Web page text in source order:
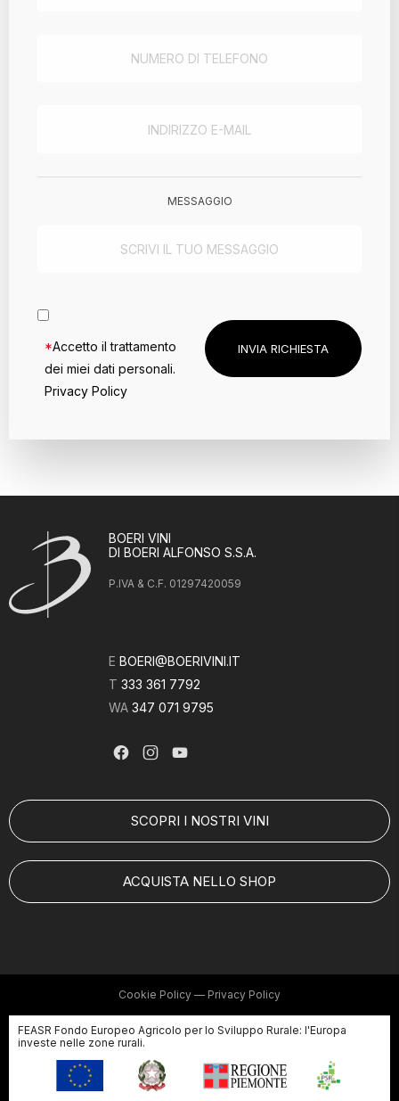
MESSAGGIO
*Accetto il trattamento
dei miei dati personali.
Privacy Policy
BOERI VINI
DI BOERI ALFONSO S.S.A.
P.IVA & C.F. 01297420059
E BOERI@BOERIVINI.IT
T 333 361 7792
WA 347 071 9795
SCOPRI I NOSTRI VINI
ACQUISTA NELLO SHOP
Cookie Policy — Privacy Policy
FEASR Fondo Europeo Agricolo per lo Sviluppo Rurale: l'Europa
investe nelle zone rurali.